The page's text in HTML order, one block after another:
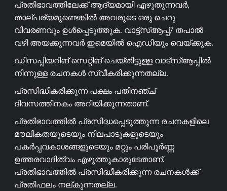
പ്രതിഭാവത്തിലേക്ക് ആദ്യമായി എഴുതുന്നവർ,
താല്പര്യമുണ്ടെങ്കിൽ അവരുടെ ഒരു ചെറു
വിവരണവും ഉൾപ്പെടുത്തുക. വാട്ട്സ്ആപ്പ്/ തപാൽ
വഴി അയക്കുന്നവർ ഇമെയിൽ ഐഡിയും വെയ്ക്കുക.
ഡിസപ്പിയറിങ് സെറ്റിങ് ചെയ്തിട്ടുള്ള വാട്സ്ആപ്പിൽ
നിന്നുള്ള രചനകൾ സ്വീകരിക്കുന്നതല്ല.
പ്രസിദ്ധീകരിക്കുന്ന പക്ഷം പതിനഞ്ച്
ദിവസത്തിനകം അറിയിക്കുന്നതാണ്.
പ്രതിഭാവത്തിൽ പ്രസിദ്ധപ്പെടുത്തുന്ന രചനകളിലെ
മൗലികതയുടെയും നിലപാടുകളുടെയും
പകർപ്പവകാശങ്ങളുടെയും മറ്റും പരിപൂർണ്ണ
ഉത്തരവാദിത്വം എഴുത്തുകാരുടേതാണ്.
പ്രതിഭാവത്തിൽ പ്രസിദ്ധീകരിക്കുന്ന രചനകൾക്ക്
പ്രതിഫലം നല്കുന്നതല്ല.